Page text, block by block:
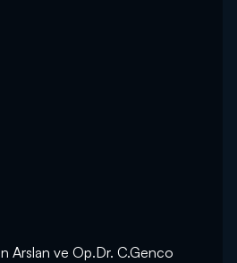
Arslan ve Op.Dr. C.Genco